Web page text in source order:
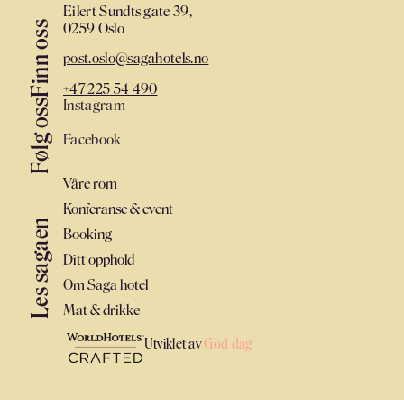
Finn oss
Eilert Sundts gate 39,
0259 Oslo
post.oslo@sagahotels.no
+47 225 54 490
Følg oss
Instagram
Facebook
Les sagaen
Våre rom
Konferanse & event
Booking
Ditt opphold
Om Saga hotel
Mat & drikke
Utviklet avGod dag